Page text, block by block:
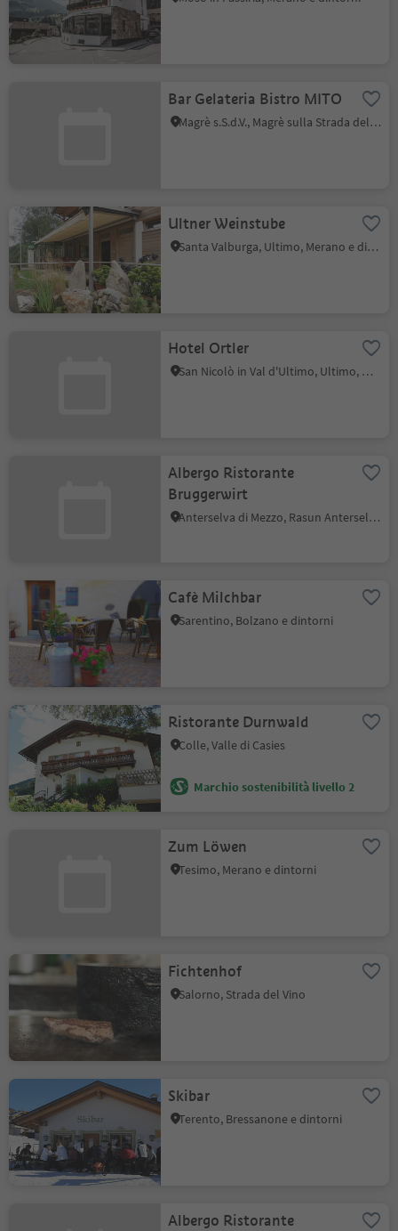
Bar Gelateria Bistro MITO
Magrè s.S.d.V., Magrè sulla Strada del Vino, Strada del Vino
Ultner Weinstube
Santa Valburga, Ultimo, Merano e dintorni
Hotel Ortler
San Nicolò in Val d'Ultimo, Ultimo, Merano e dintorni
Albergo Ristorante
Bruggerwirt
Anterselva di Mezzo, Rasun Anterselva, Regione dolomitica Plan de Corones
Cafè Milchbar
Sarentino, Bolzano e dintorni
Ristorante Durnwald
Colle, Valle di Casies
Marchio sostenibilità livello 2
Zum Löwen
Tesimo, Merano e dintorni
Fichtenhof
Salorno, Strada del Vino
Skibar
Terento, Bressanone e dintorni
Albergo Ristorante